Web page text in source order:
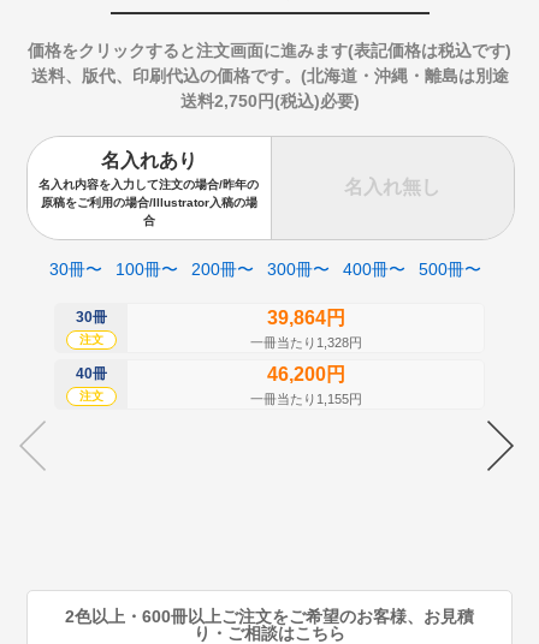
価格をクリックすると注文画面に進みます(表記価格は税込です)
送料、版代、印刷代込の価格です。(北海道・沖縄・離島は別途
送料2,750円(税込)必要)
名入れあり
名入れ内容を入力して注文の場合/昨年の
原稿をご利用の場合/Illustrator入稿の場
合
名入れ無し
30冊〜 100冊〜 200冊〜 300冊〜 400冊〜 500冊〜
30冊
注文
39,864円
一冊当たり1,328円
40冊
注文
46,200円
一冊当たり1,155円
2色以上・600冊以上ご注文をご希望のお客様、お見積
り・ご相談はこちら